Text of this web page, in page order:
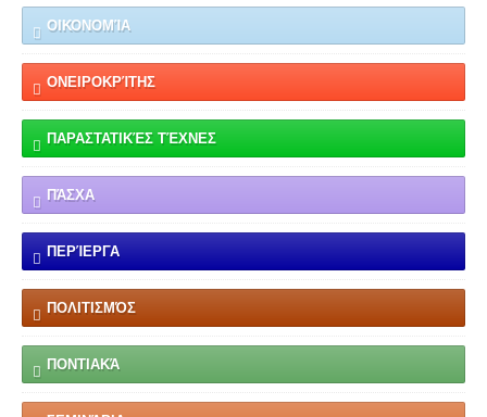
ΟΙΚΟΝΟΜΊΑ
ΟΝΕΙΡΟΚΡΊΤΗΣ
ΠΑΡΑΣΤΑΤΙΚΈΣ ΤΈΧΝΕΣ
ΠΆΣΧΑ
ΠΕΡΊΕΡΓΑ
ΠΟΛΙΤΙΣΜΌΣ
ΠΟΝΤΙΑΚΆ